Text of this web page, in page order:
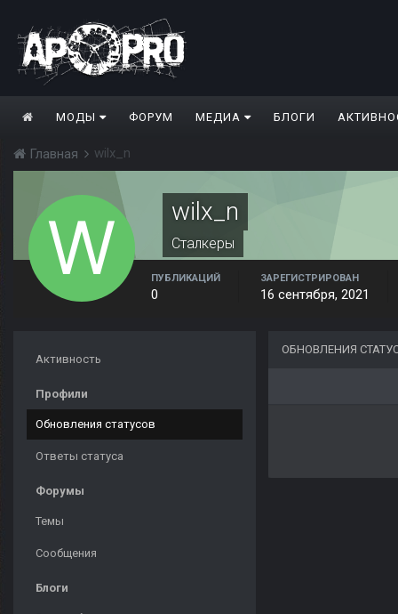
МОДЫ ФОРУМ МЕДИА БЛОГИ
Главная wilx_n
wilx_n
Сталкеры
ПУБЛИКАЦИЙ
0
ЗАРЕГИСТРИРОВАН
16 сентября, 2021
Активность
Профили
Обновления статусов
Ответы статуса
Форумы
Темы
Сообщения
Блоги
ОБНОВЛЕНИЯ